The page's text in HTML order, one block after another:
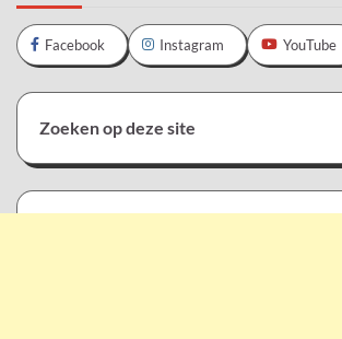
Facebook Instagram YouTube
Zoeken op deze site